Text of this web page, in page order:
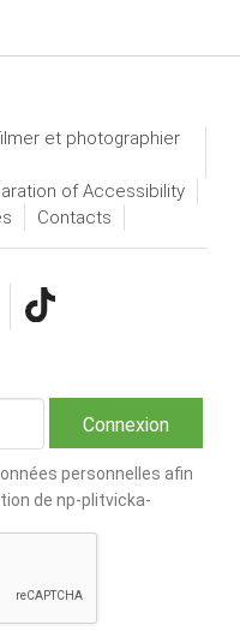
et photographier
of Accessibility
Contacts
personnelles afin
de np-plitvicka-